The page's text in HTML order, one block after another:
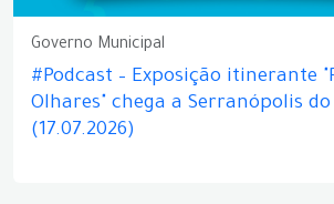
Governo Municipal
#Podcast – Exposição itinerante
Olhares" chega a Serranópolis do
(17.07.2026)